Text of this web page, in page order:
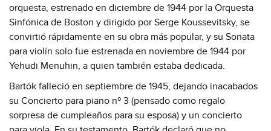
orquesta, estrenado en diciembre de 1944 por la Orquesta
Sinfónica de Boston y dirigido por Serge Koussevitsky, se
convirtió rápidamente en su obra más popular, y su Sonata
para violín solo fue estrenada en noviembre de 1944 por
Yehudi Menuhin, a quien también estaba dedicada.
Bartók falleció en septiembre de 1945, dejando inacabados
su Concierto para piano nº 3 (pensado como regalo
sorpresa de cumpleaños para su esposa) y un concierto